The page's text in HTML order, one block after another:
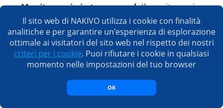
Monitoraggio in tempo realeIl monitoraggio
continuo dei processi di backup e gli avvisi relativi
a eventuali problemi o guasti garantiscono
l’identificazione e la risoluzione tempestiva dei
problemi.Monitoraggio in tempo realee le
funzioni di reporting dettagliate forniscono
informazioni approfondite sullo stato
dell’infrastruttura di backup, consentendo agli
Il sito web di NAKIVO utilizza i cookie con finalità
analitiche e per garantire un'esperienza di esplorazione
ottimale ai visitatori del sito web nel rispetto dei nostri
criteri per i cookie. Puoi rifiutare i cookie in qualsiasi
momento nelle impostazioni del tuo browser
OK